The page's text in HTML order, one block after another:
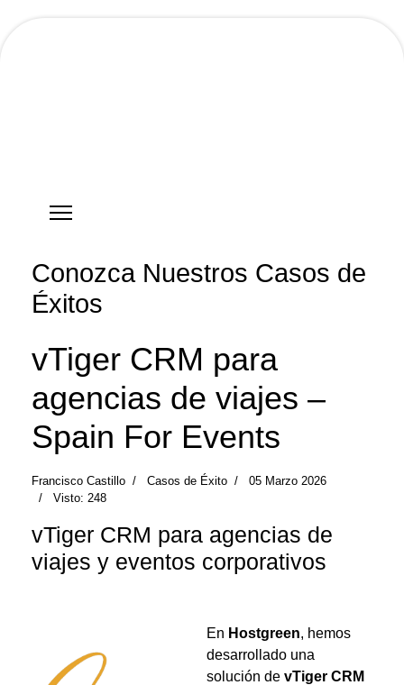
Conozca Nuestros Casos de
Éxitos
vTiger CRM para
agencias de viajes –
Spain For Events
Francisco Castillo Casos de Éxito
05 Marzo 2026
Visto: 248
vTiger CRM para agencias de
viajes y eventos corporativos
En Hostgreen, hemos
desarrollado una
solución de vTiger CRM